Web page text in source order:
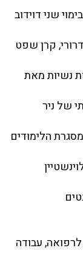
שני דוידוב
קרן שפט
נשיות מאת
של ניר
הלימודים
עבודה